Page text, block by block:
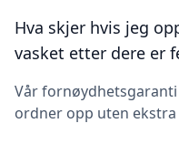
Hva skjer hvis jeg
vasket etter dere er
Vår
ordner opp uten